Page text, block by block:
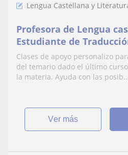
Lengua Castellana y
Profesora de Lengua
Estudiante de
Interpretación. Repaso
en clase
Clases de apoyo personalizo
del temario dado el último
la materia. Ayuda con las
ver más